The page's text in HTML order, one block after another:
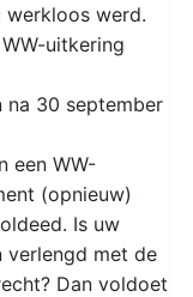
werd.
uitkering
na 30 september
een WW-
(opnieuw)
Is uw
verlengd met de
Dan voldoet